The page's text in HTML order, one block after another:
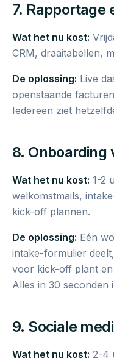
7. Rapportage
Wat het nu kost:
CRM, draaitabellen,
De oplossing: Live
openstaande
Iedereen ziet
8. Onboarding
Wat het nu kost: 1-2
welkomstmails,
kick-off plannen.
De oplossing: Eén
intake-formulier
voor kick-off plant
Alles in 30 seconden
9. Sociale
Wat het nu kost: 2-4